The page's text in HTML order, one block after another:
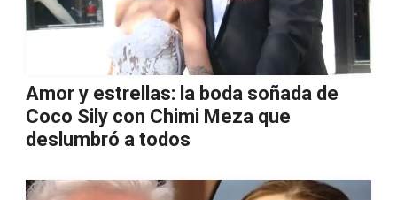
Amor y estrellas: la boda soñada de
Coco Sily con Chimi Meza que
deslumbró a todos